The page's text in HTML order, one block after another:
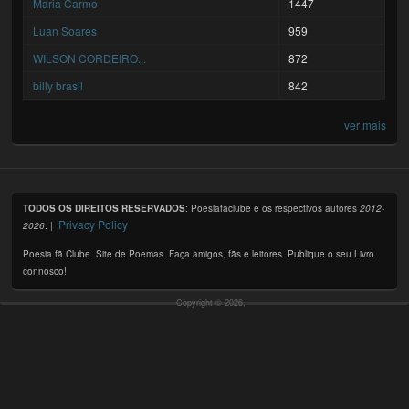
Maria Carmo
1447
Luan Soares
959
WILSON CORDEIRO...
872
billy brasil
842
ver mais
TODOS OS DIREITOS RESERVADOS: Poesiafaclube e os respectivos autores2012-
2026. | Privacy Policy
Poesia fã Clube. Site de Poemas. Faça amigos, fãs e leitores. Publique o seu Livro
connosco!
Copyright © 2026,